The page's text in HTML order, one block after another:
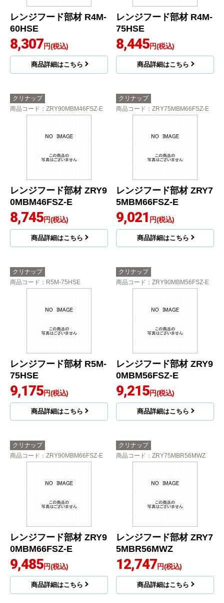
レンジフード部材 R4M-
60HSE
8,307円(税込)
商品詳細はこちら
レンジフード部材 R4M-
75HSE
8,445円(税込)
商品詳細はこちら
クリナップ
商品コード ：ZRY90MBM46FSZ-E
レンジフード部材 ZRY9
0MBM46FSZ-E
8,745円(税込)
商品詳細はこちら
クリナップ
商品コード ：ZRY75MBM66FSZ-E
レンジフード部材 ZRY7
5MBM66FSZ-E
9,021 円(税込)
商品詳細はこちら
クリナップ
商品コード ：R5M-75HSE
レンジフード部材 R5M-
75HSE
9,175円(税込)
商品詳細はこちら
クリナップ
商品コード ：ZRY90MBM56FSZ-E
レンジフード部材 ZRY9
0MBM56FSZ-E
9,215円(税込)
商品詳細はこちら
クリナップ
商品コード ：ZRY90MBM66FSZ-E
レンジフード部材 ZRY9
0MBM66FSZ-E
9,485円(税込)
商品詳細はこちら
クリナップ
商品コード ：ZRY75MBR56MWZ
レンジフード部材 ZRY7
5MBR56MWZ
12,747円(税込)
商品詳細はこちら